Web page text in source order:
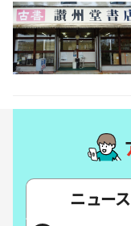
ニュース